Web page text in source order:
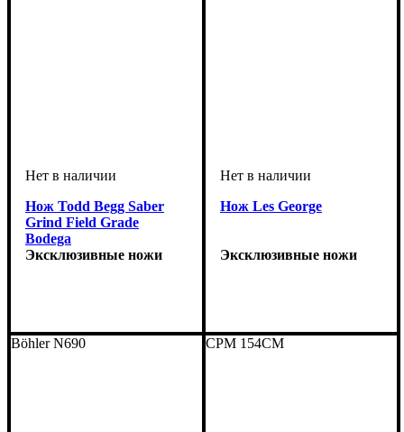
Нож Todd Begg Saber
Grind Field Grade
Bodega
Эксклюзивные ножи
Нож Les George
Эксклюзивные ножи
Böhler N690 CPM 154CM